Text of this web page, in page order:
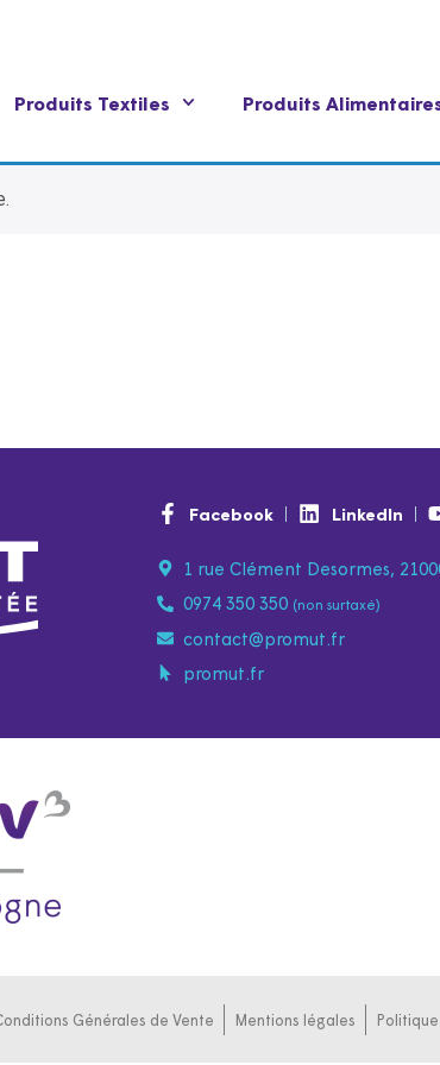
Produits Textiles Produits
Facebook LinkedIn
1 rue Clément Desormes,
0974 350 350 (non surtaxé)
contact@promut.fr
promut.fr
Générales de Vente Mentions légales